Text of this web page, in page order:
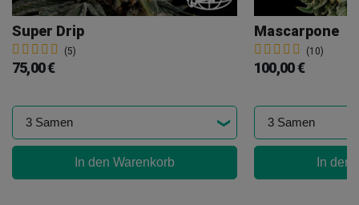
Super Drip
(5)
75,00 €
In den Warenkorb
Mascarpone
(10)
100,00 €
In den